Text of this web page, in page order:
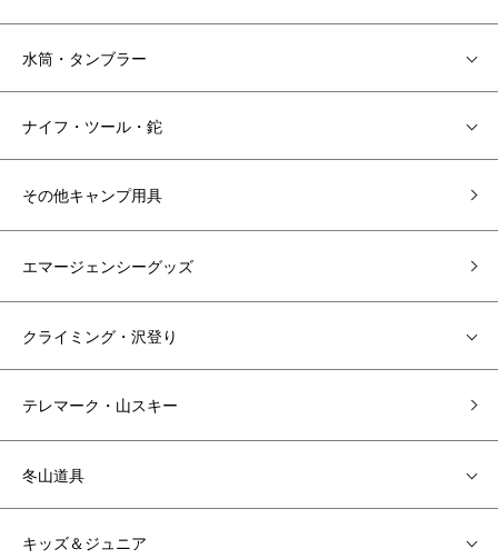
水筒・タンブラー
ナイフ・ツール・鉈
その他キャンプ用具
エマージェンシーグッズ
クライミング・沢登り
テレマーク・山スキー
冬山道具
キッズ＆ジュニア